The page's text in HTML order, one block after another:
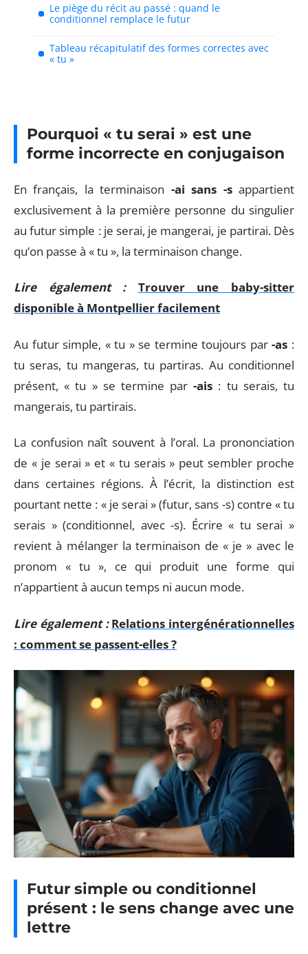
Le piège du récit au passé : quand le
conditionnel remplace le futur
Tableau récapitulatif des formes correctes avec
« tu »
Pourquoi « tu serai » est une
forme incorrecte en conjugaison
En français, la terminaison -ai sans -sappartient
exclusivement à la première personne du singulier
au futur simple : je serai, je mangerai, je partirai. Dès
qu’on passe à « tu », la terminaison change.
Lire également :
Trouver une baby-sitter
disponible à Montpellier facilement
Au futur simple, « tu » se termine toujours par-as :
tu seras, tu mangeras, tu partiras. Au conditionnel
présent, « tu » se termine par-ais : tu serais, tu
mangerais, tu partirais.
La confusion naît souvent à l’oral. La prononciation
de « je serai » et « tu serais » peut sembler proche
dans certaines régions. À l’écrit, la distinction est
pourtant nette : « je serai » (futur, sans -s) contre « tu
serais » (conditionnel, avec -s). Écrire « tu serai »
revient à mélanger la terminaison de « je » avec le
pronom « tu », ce qui produit une forme qui
n’appartient à aucun temps ni aucun mode.
Lire également : Relations intergénérationnelles
: comment se passent-elles ?
Futur simple ou conditionnel
présent : le sens change avec une
lettre